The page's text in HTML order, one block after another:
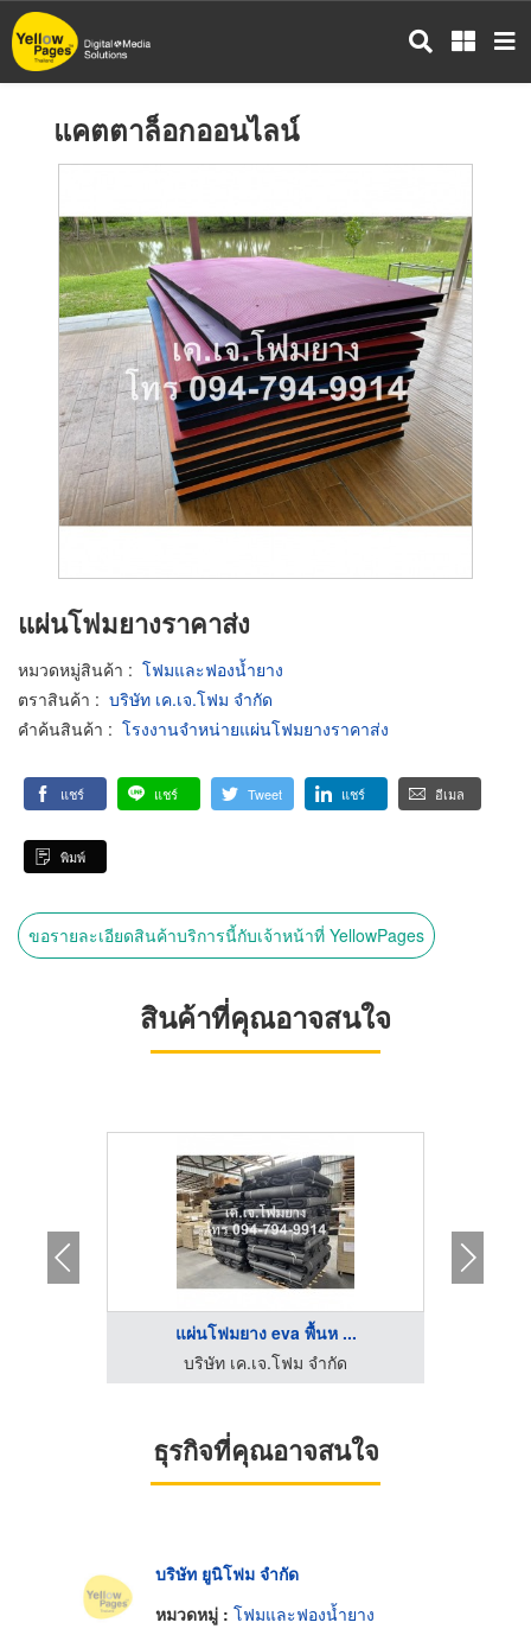
ข้าม
ไป
แคตตาล็อกออนไลน์
แผ่นโฟมยางราคาส่ง
หมวดหมู่สินค้า : โฟมและฟองน้ำยาง
ตราสินค้า : บริษัท เค.เจ.โฟม จำกัด
คำค้นสินค้า : โรงงานจำหน่ายแผ่นโฟมยางราคาส่ง
แชร์ แชร์ Tweet แชร์ อีเมล
พิมพ์
ขอรายละเอียดสินค้าบริการนี้กับเจ้าหน้าที่ YellowPages
สินค้าที่คุณอาจสนใจ
แผ่นโฟมยาง eva พื้นห ...
บริษัท เค.เจ.โฟม จำกัด
ธุรกิจที่คุณอาจสนใจ
บริษัท ยูนิโฟม จำกัด
หมวดหมู่ : โฟมและฟองน้ำยาง